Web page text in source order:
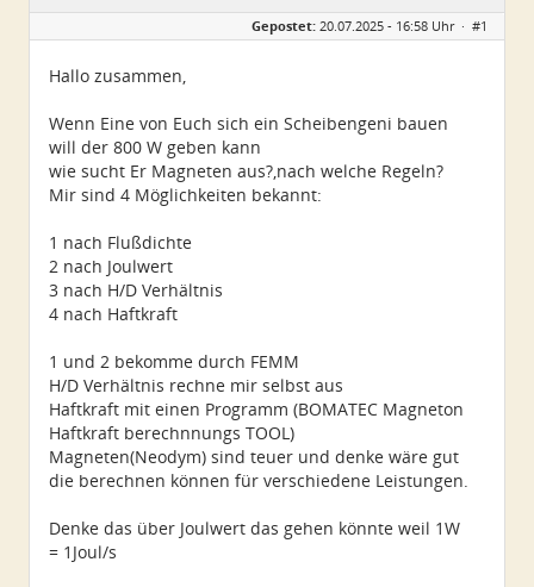
Geschlecht:
keine Angabe
Beiträge:
25
Gepostet: 20.07.2025 - 16:58 Uhr · #1
Hallo zusammen,
Wenn Eine von Euch sich ein Scheibengeni bauen
will der 800 W geben kann
wie sucht Er Magneten aus?,nach welche Regeln?
Mir sind 4 Möglichkeiten bekannt:
1 nach Flußdichte
2 nach Joulwert
3 nach H/D Verhältnis
4 nach Haftkraft
1 und 2 bekomme durch FEMM
H/D Verhältnis rechne mir selbst aus
Haftkraft mit einen Programm (BOMATEC Magneton
Haftkraft berechnnungs TOOL)
Magneten(Neodym) sind teuer und denke wäre gut
die berechnen können für verschiedene Leistungen.
Denke das über Joulwert das gehen könnte weil 1W
= 1Joul/s